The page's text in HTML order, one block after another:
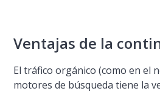
Ventajas de la
El tráfico orgánico (como en el
motores de búsqueda tiene la